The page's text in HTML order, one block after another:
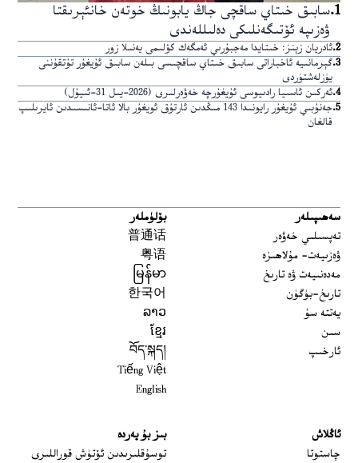
1
.سابىق خىتاي ساقچى جاڭ يابونىڭ خوتەن خانئېرىقتا
ۋەزىپە ئۆتىگەنلىكى دەلىللەندى
2
.ئادريان زېنز: خىتايدا مەجبۇرىي ئەمگەك كۆلىمى يەنىلا زور
3
.گېرمانىيە ئاخباراتى سابىق خىتاي ساقچىسى بىلەن سابىق ئۇيغۇر تۇتقۇننى
يۈزلەشتۈردى
4
.ئەركىن ئاسىيا رادىيوسى ئۇيغۇرچە خەۋەرلىرى (2026-يىل 31-ئىيۇل)
5
.
جەنۇبىي ئۇيغۇر رايونىدا 143 مىڭدىن ئارتۇق ئويغۇر بالا ئاتا-ئانىسىدىن ئايرىلىپ
قالغان
سەھىپىلەر
تەپسىلىي خەۋەر
ۋەزىيەت- مۇلاھىزە
مەدەنىيەت ۋە تارىخ
تارىخ-بۈگۈن
يەتتە سۇ
سىن
ئارخىپ
بۆلۈملەر
普通话
粤语
မြန်မာ
한국어
ລາວ
ខ្មែរ
བོད་སྐད།
Tiếng Việt
English
ئاڭلاش
چاستوتا
بىز بۇ يەردە
توسۇقلىرىدىن ئۆتۈش قوراللىرى